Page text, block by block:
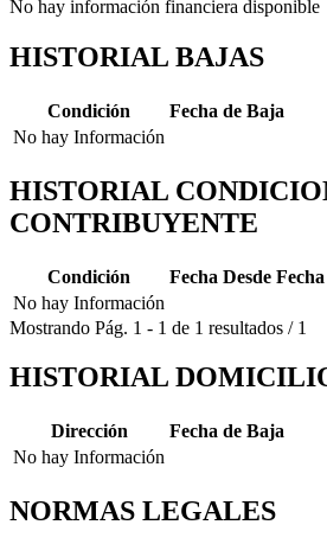
No hay información financiera disponible
HISTORIAL BAJAS
Condición
Fecha de Baja
No hay Información
HISTORIAL
CONTRIBUYENTE
Condición Fecha Desde
No hay Información
Mostrando Pág. 1 - 1 de 1 resultados / 1
HISTORIAL
Dirección
Fecha de Baja
No hay Información
NORMAS LEGALES